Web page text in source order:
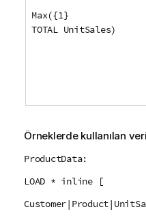
Max({1}
TOTAL UnitSales)
Örneklerde kullanılan
ProductData:
LOAD * inline [